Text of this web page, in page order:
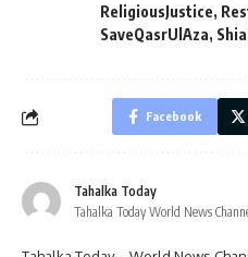
ReligiousJustice,
SaveQasrUlAza,
Facebook
Tahalka Today
Tahalka Today World News